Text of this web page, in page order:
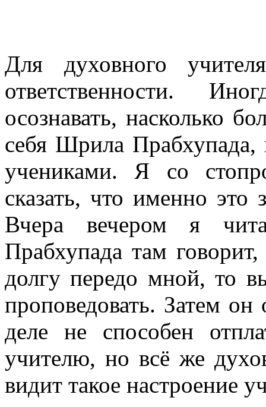
Для духовного
ответственности.
осознавать, насколько
себя Шрила Прабхупада,
учениками. Я со
сказать, что именно это
Вчера вечером я
Прабхупада там
долгу передо мной, то
проповедовать. Затем
деле не способен
учителю, но всё же
видит такое настроение